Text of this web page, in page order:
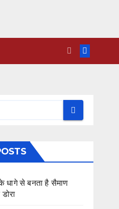
धागे से बनता है सैमाण